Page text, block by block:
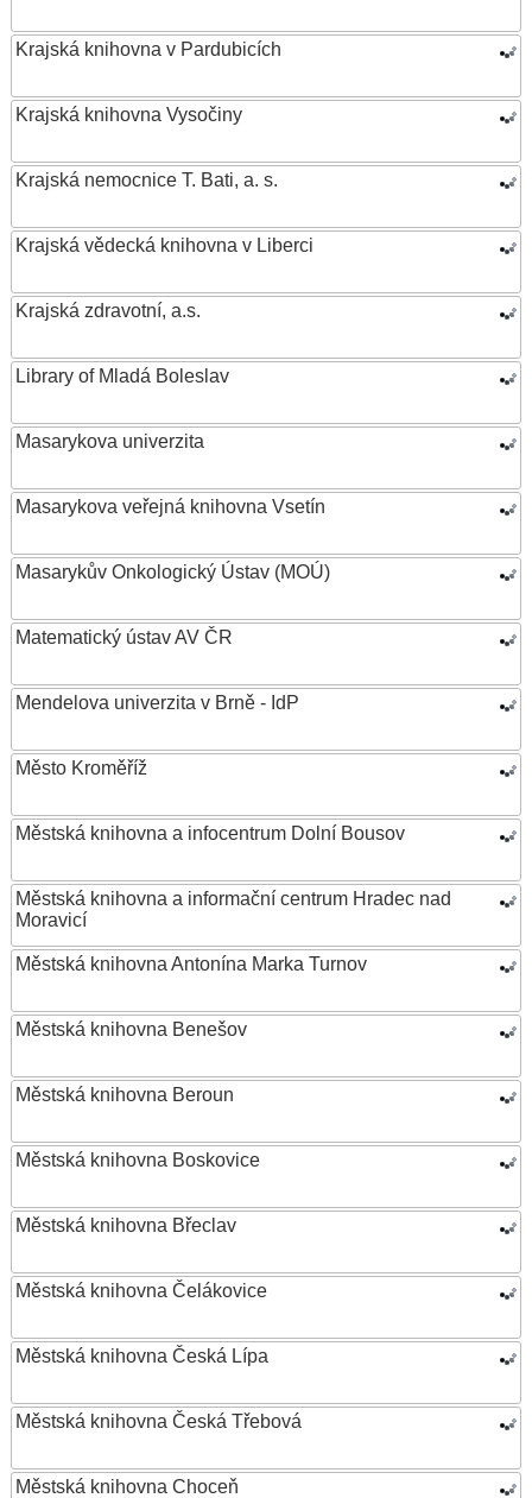
Krajská knihovna v Pardubicích
Krajská knihovna Vysočiny
Krajská nemocnice T. Bati, a. s.
Krajská vědecká knihovna v Liberci
Krajská zdravotní, a.s.
Library of Mladá Boleslav
Masarykova univerzita
Masarykova veřejná knihovna Vsetín
Masarykův Onkologický Ústav (MOÚ)
Matematický ústav AV ČR
Mendelova univerzita v Brně - IdP
Město Kroměříž
Městská knihovna a infocentrum Dolní Bousov
Městská knihovna a informační centrum Hradec nad
Moravicí
Městská knihovna Antonína Marka Turnov
Městská knihovna Benešov
Městská knihovna Beroun
Městská knihovna Boskovice
Městská knihovna Břeclav
Městská knihovna Čelákovice
Městská knihovna Česká Lípa
Městská knihovna Česká Třebová
Městská knihovna Choceň